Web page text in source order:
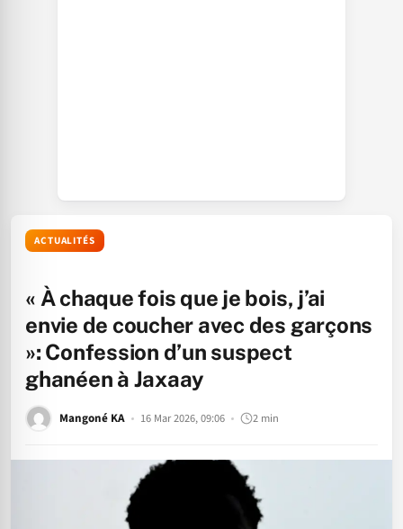
ACTUALITÉS
« À chaque fois que je bois, j’ai
envie de coucher avec des garçons
»: Confession d’un suspect
ghanéen à Jaxaay
Mangoné KA 16 Mar 2026, 09:06 2 min